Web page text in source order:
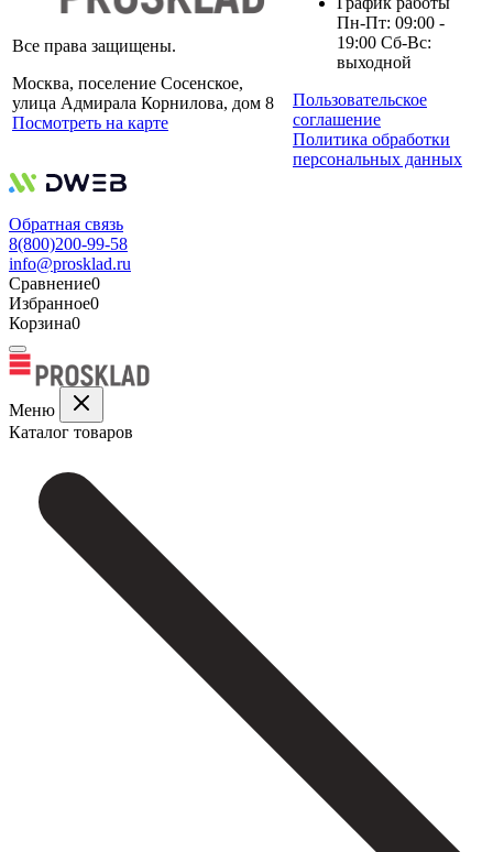
Все права защищены.
Москва, поселение Сосенское,
улица Адмирала Корнилова, дом 8
Посмотреть на карте
Пн-Пт: 09:00 -
19:00 Сб-Вс:
выходной
Пользовательское
соглашение
Политика обработки
персональных данных
Обратная связь
8(800)200-99-58
info@prosklad.ru
Сравнение0
Избранное0
Корзина0
Меню
Каталог товаров